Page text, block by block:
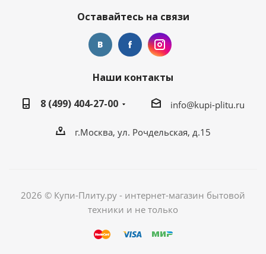
Оставайтесь на связи
Наши контакты
8 (499) 404-27-00
info@kupi-plitu.ru
г.Москва, ул. Рочдельская, д.15
2026 © Купи-Плиту.ру - интернет-магазин бытовой
техники и не только